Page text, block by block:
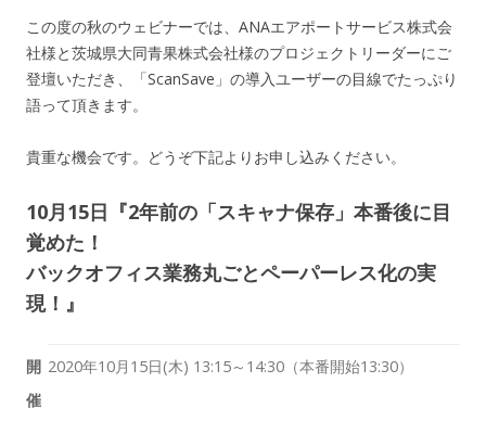
この度の秋のウェビナーでは、ANAエアポートサービス株式会
社様と茨城県大同青果株式会社様のプロジェクトリーダーにご
登壇いただき、「ScanSave」の導入ユーザーの目線でたっぷり
語って頂きます。
貴重な機会です。どうぞ下記よりお申し込みください。
10月15日『2年前の「スキャナ保存」本番後に目
覚めた！
バックオフィス業務丸ごとペーパーレス化の実
現！』
開
催
2020年10月15日(木) 13:15～14:30（本番開始13:30）